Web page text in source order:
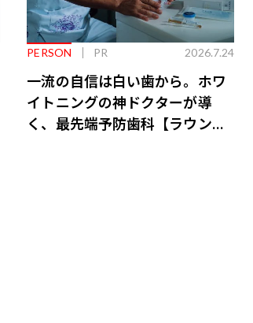
PERSON PR 2026.7.24
一流の自信は白い歯から。ホワ
イトニングの神ドクターが導
く、最先端予防歯科【ラウンジ